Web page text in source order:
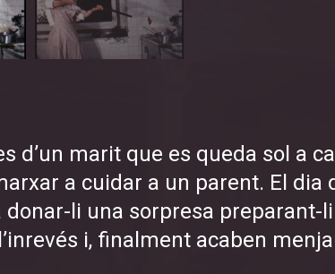
d’un marit que es queda sol a
a cuidar a un parent. El dia
li una sorpresa preparant-
i, finalment acaben